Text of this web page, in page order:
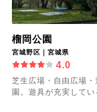
榴岡公園
宮城野区｜宮城県
4.0
芝生広場・自由広場
園。遊具が充実して